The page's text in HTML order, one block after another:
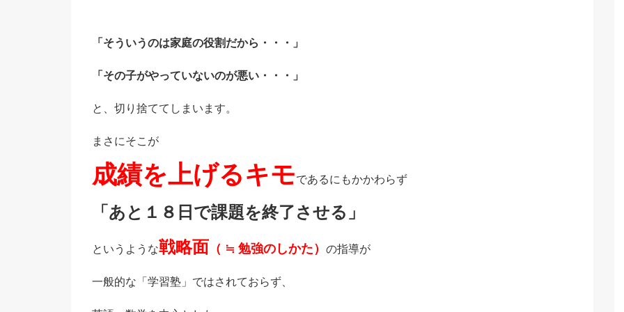
「そういうのは家庭の役割だから・・・」
「その子がやっていないのが悪い・・・」
と、切り捨ててしまいます。
まさにそこが
成績を上げるキモであるにもかかわらず
「あと１８日で課題を終了させる」
というような戦略面 （ ≒ 勉強のしかた） の指導が
一般的な「学習塾」ではされておらず、